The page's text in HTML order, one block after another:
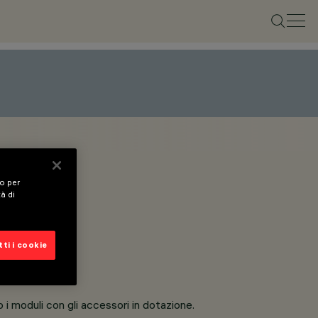
moduli con gli accessori in dotazione.
per
di
i cookie